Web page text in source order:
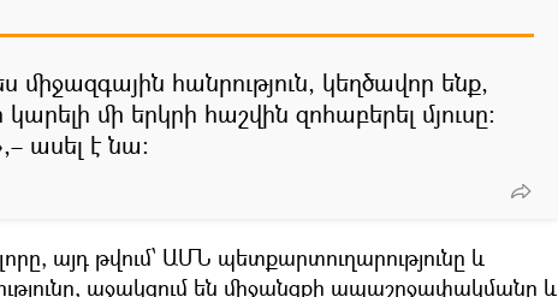
միջազգային հանրություն, կեղծավոր ենք,
մի երկրի հաշվին զոհաբերել մյուսը։
ասել է նա։
այդ թվում՝ ԱՄՆ պետքարտուղարությունը և
աջակցում են միջանցքի ապաշրջափակմանը և